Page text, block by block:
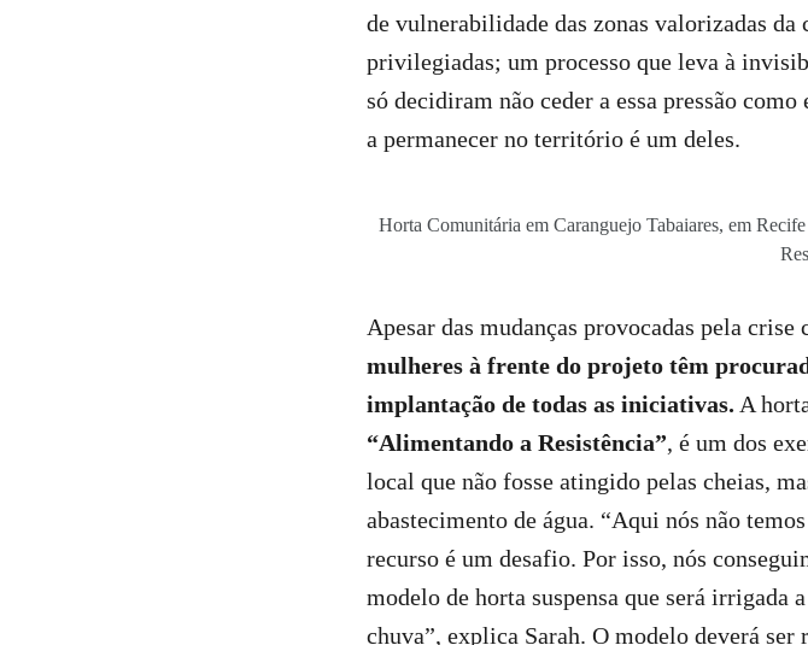
de vulnerabilidade das zonas valorizadas da
privilegiadas; um processo que leva à
só decidiram não ceder a essa pressão
a permanecer no território é um deles.
Horta Comunitária em Caranguejo Tabaiares, em
Apesar das mudanças provocadas pela
mulheres à frente do projeto têm
implantação de todas as iniciativas. A
“Alimentando a Resistência”, é um dos
local que não fosse atingido pelas cheias,
abastecimento de água. “Aqui nós não
recurso é um desafio. Por isso, nós
modelo de horta suspensa que será irrigada
chuva”, explica Sarah. O modelo deverá ser